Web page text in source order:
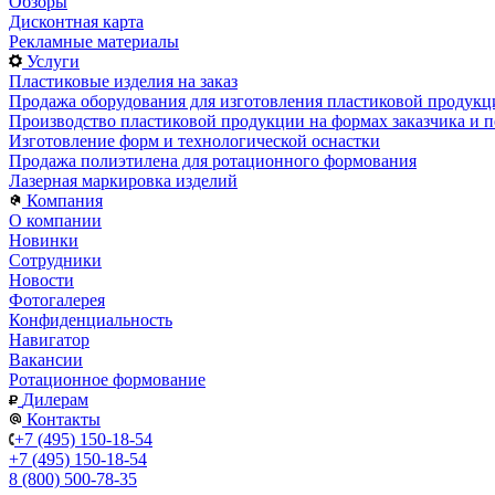
Дисконтная карта
Рекламные материалы
Услуги
Пластиковые изделия на заказ
Продажа оборудования для изготовления пластиковой
Производство пластиковой продукции на формах заказчика и
Изготовление форм и технологической оснастки
Продажа полиэтилена для ротационного формования
Лазерная маркировка изделий
Компания
О компании
Новинки
Сотрудники
Новости
Фотогалерея
Конфиденциальность
Навигатор
Вакансии
Ротационное формование
Дилерам
Контакты
+7 (495) 150-18-54
+7 (495) 150-18-54
8 (800) 500-78-35